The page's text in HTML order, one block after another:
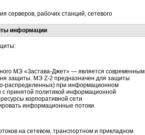
серверов, рабочих станций, сетевого
информации
МЭ «Застава-Джет» — является современным
защиты. МЭ Z-2 предназначен для защиты
распределенных) при информационном
с принятой политикой информационной
корпоративной сети
информационные потоки.
на сетевом, транспортном и прикладном